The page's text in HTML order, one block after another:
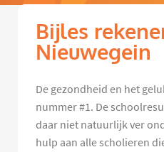
Bijles
Nieuwegein
De gezondheid en het
nummer #1. De
daar niet natuurlijk ver
hulp aan alle scholieren